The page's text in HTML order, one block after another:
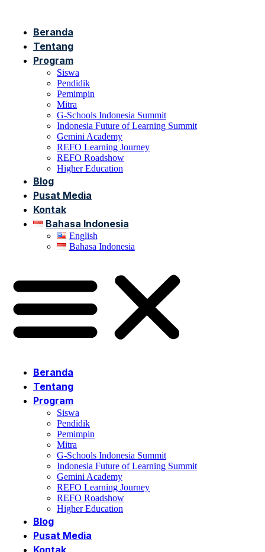
Beranda
Tentang
Program
Siswa
Pendidik
Pemimpin
Mitra
G-Schools Indonesia Summit
Indonesia Future of Learning Summit
Gemini Academy
REFO Learning Journey
REFO Roadshow
Higher Education
Blog
Pusat Media
Kontak
Bahasa Indonesia
English
Bahasa Indonesia
Beranda
Tentang
Program
Siswa
Pendidik
Pemimpin
Mitra
G-Schools Indonesia Summit
Indonesia Future of Learning Summit
Gemini Academy
REFO Learning Journey
REFO Roadshow
Higher Education
Blog
Pusat Media